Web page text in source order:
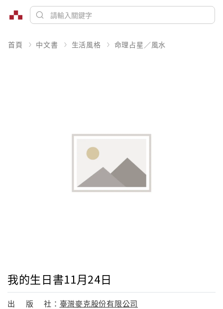
首頁 中文書 生活風格 命理占星／風水
我的生日書11月24日
出 版 社： 臺灣麥克股份有限公司